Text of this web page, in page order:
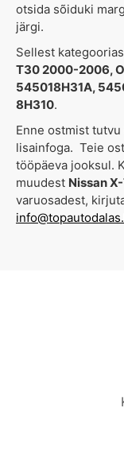
otsida sõiduki
järgi.
Sellest
T30 2000-2006,
545018H31A,
8H310.
Enne ostmist
lisainfoga. Teie
tööpäeva jooksul.
muudest Nissan
varuosadest,